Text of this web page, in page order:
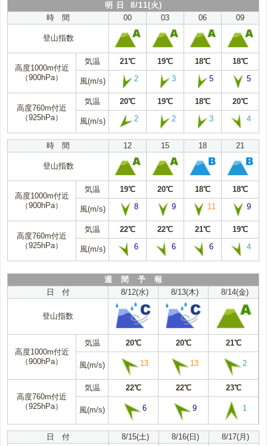
明 日 8/11(火)
時 間
00 03 06 09
登山指数
高度1000m付近
（900hPa）
気温 21℃ 19℃ 18℃ 18℃
風(m/s) 2 3 5 5
高度760m付近
（925hPa）
気温 20℃ 19℃ 18℃ 20℃
風(m/s) 2 2 3 4
時 間 12 15 18 21
登山指数
高度1000m付近
（900hPa）
気温 19℃ 20℃ 18℃ 18℃
風(m/s) 8 9 11 9
高度760m付近
（925hPa）
気温 22℃ 22℃ 21℃ 19℃
風(m/s) 6 6 6 4
週 間 予 報
日 付
8/12(水) 8/13(木) 8/14(金)
登山指数
高度1000m付近
（900hPa）
気温 20℃ 20℃ 21℃
風(m/s) 13 13 2
高度760m付近
（925hPa）
気温 22℃ 22℃ 23℃
風(m/s) 6 9 1
日 付 8/15(土) 8/16(日) 8/17(月)